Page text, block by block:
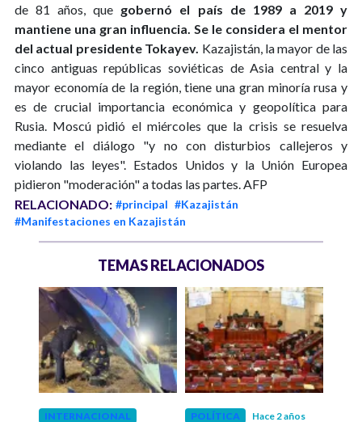
de 81 años, que gobernó el país de 1989 a 2019 y
mantiene una gran influencia. Se le considera el mentor
del actual presidente Tokayev. Kazajistán, la mayor de las
cinco antiguas repúblicas soviéticas de Asia central y la
mayor economía de la región, tiene una gran minoría rusa y
es de crucial importancia económica y geopolítica para
Rusia. Moscú pidió el miércoles que la crisis se resuelva
mediante el diálogo "y no con disturbios callejeros y
violando las leyes". Estados Unidos y la Unión Europea
pidieron "moderación" a todas las partes. AFP
RELACIONADO: #principal #Kazajistán
#Manifestaciones en Kazajistán
TEMAS RELACIONADOS
INTERNACIONAL POLÍTICA Hace 2 años